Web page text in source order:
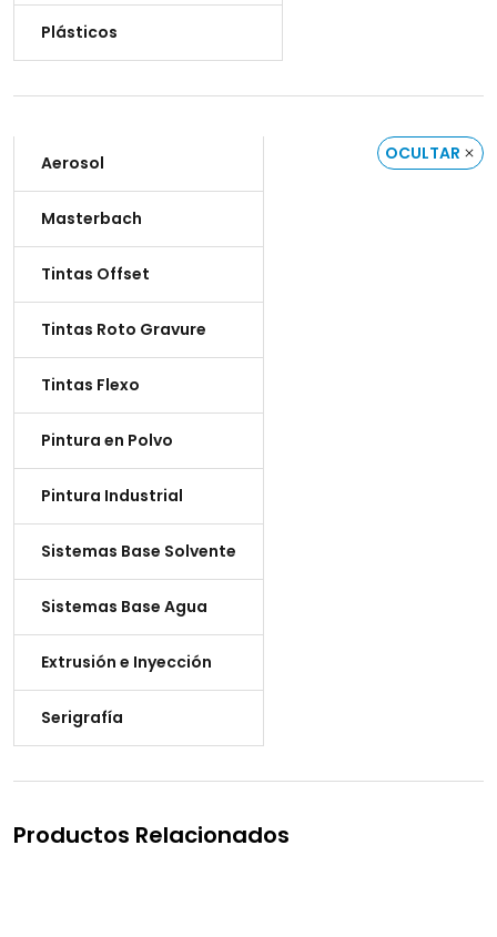
Plásticos
OCULTAR
Aerosol
Masterbach
Tintas Offset
Tintas Roto Gravure
Tintas Flexo
Pintura en Polvo
Pintura Industrial
Sistemas Base Solvente
Sistemas Base Agua
Extrusión e Inyección
Serigrafía
Productos Relacionados